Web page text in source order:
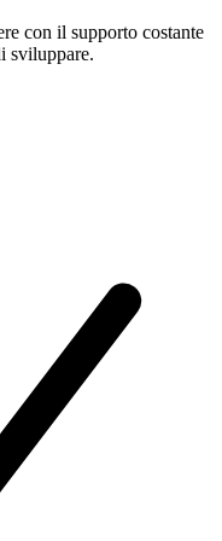
con il supporto costante
sviluppare.